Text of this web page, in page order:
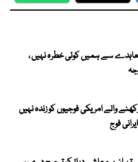
سے ہمیں کوئی خطرہ نہیں ،
والے امریکی فوجیوں کو زندہ نہیں
فوج